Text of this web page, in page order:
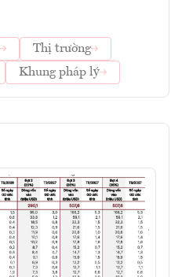
Thị trường
Khung pháp lý